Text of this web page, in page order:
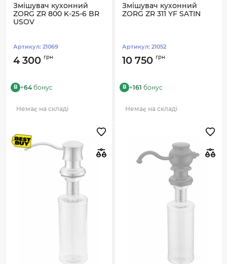
Змішувач кухонний
ZORG ZR 800 K-25-6 BR
USOV
Артикул: 21069
4 300 грн
B +64 бонус
Немає на складі
Змішувач кухонний
ZORG ZR 311 YF SATIN
Артикул: 21052
10 750 грн
B +161 бонус
Немає на складі